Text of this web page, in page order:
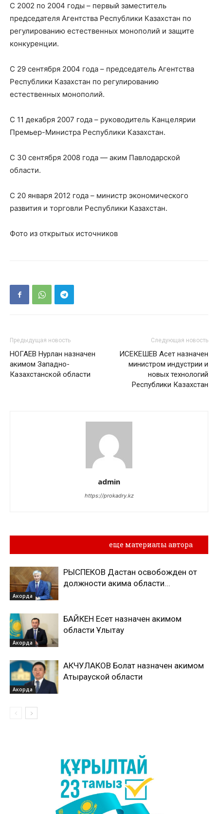
С 2002 по 2004 годы – первый заместитель
председателя Агентства Республики Казахстан по
регулированию естественных монополий и защите
конкуренции.
С 29 сентября 2004 года – председатель Агентства
Республики Казахстан по регулированию
естественных монополий.
С 11 декабря 2007 года – руководитель Канцелярии
Премьер-Министра Республики Казахстан.
С 30 сентября 2008 года — аким Павлодарской
области.
С 20 января 2012 года – министр экономического
развития и торговли Республики Казахстан.
Фото из открытых источников
Предыдущая новость
НОГАЕВ Нурлан назначен
акимом Западно-
Казахстанской области
Следующая новость
ИСЕКЕШЕВ Асет назначен
министром индустрии и
новых технологий
Республики Казахстан
admin
https://prokadry.kz
еще материалы автора
Акорда
РЫСПЕКОВ Дастан освобожден от
должности акима области...
Акорда
БАЙКЕН Есет назначен акимом
области Ұлытау
Акорда
АКЧУЛАКОВ Болат назначен акимом
Атырауской области